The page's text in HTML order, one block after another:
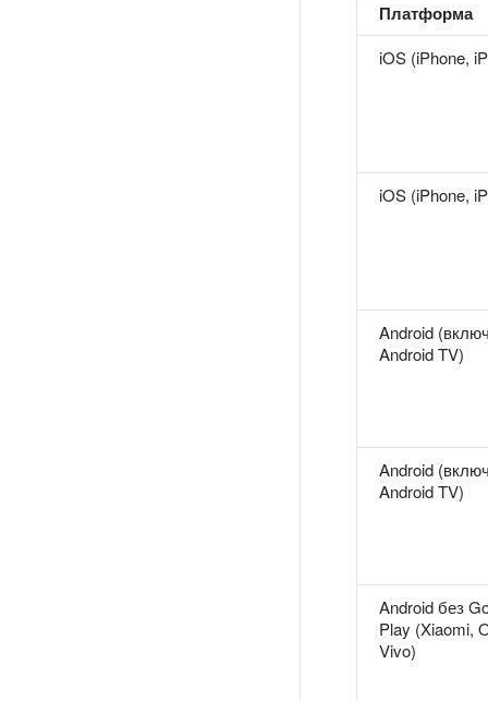
Платформа
iOS (iPhone,
iOS (iPhone,
Android
Android TV)
Android
Android TV)
Android без
Play (Xiaomi,
Vivo)